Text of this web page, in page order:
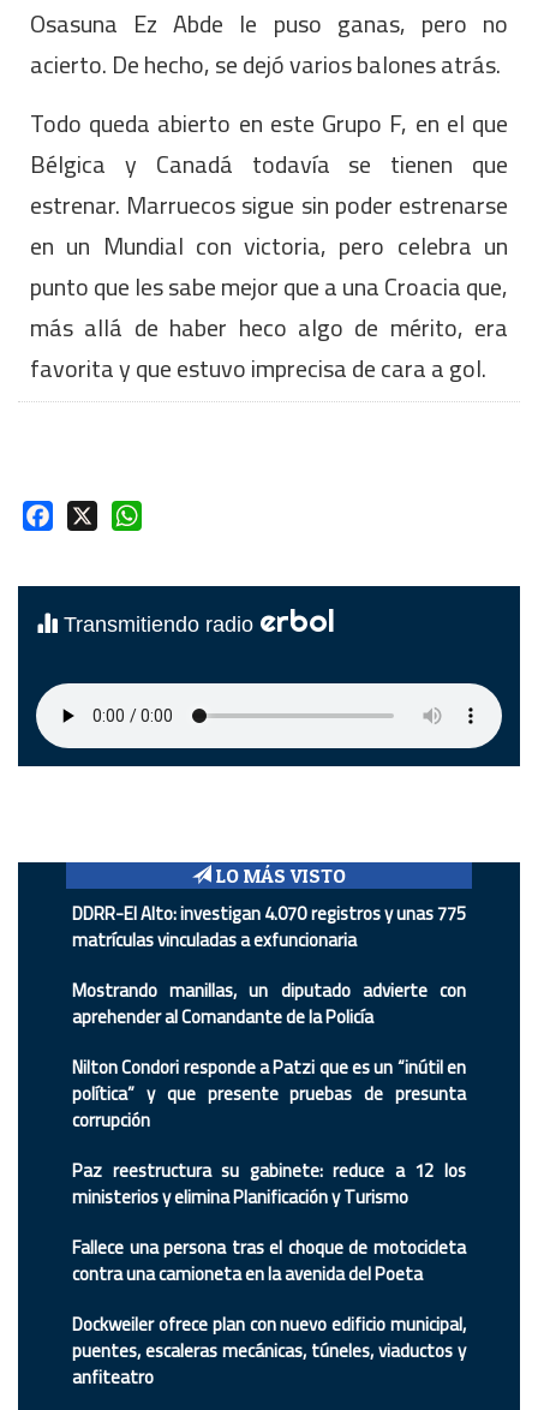
Osasuna Ez Abde le puso ganas, pero no
acierto. De hecho, se dejó varios balones atrás.
Todo queda abierto en este Grupo F, en el que
Bélgica y Canadá todavía se tienen que
estrenar. Marruecos sigue sin poder estrenarse
en un Mundial con victoria, pero celebra un
punto que les sabe mejor que a una Croacia que,
más allá de haber heco algo de mérito, era
favorita y que estuvo imprecisa de cara a gol.
Facebook
Transmitiendo radio erbol
LO MÁS VISTO
DDRR-El Alto: investigan 4.070 registros y unas 775
matrículas vinculadas a exfuncionaria
Mostrando manillas, un diputado advierte con
aprehender al Comandante de la Policía
Nilton Condori responde a Patzi que es un “inútil en
política” y que presente pruebas de presunta
corrupción
Paz reestructura su gabinete: reduce a 12 los
ministerios y elimina Planificación y Turismo
Fallece una persona tras el choque de motocicleta
contra una camioneta en la avenida del Poeta
Dockweiler ofrece plan con nuevo edificio municipal,
puentes, escaleras mecánicas, túneles, viaductos y
anfiteatro